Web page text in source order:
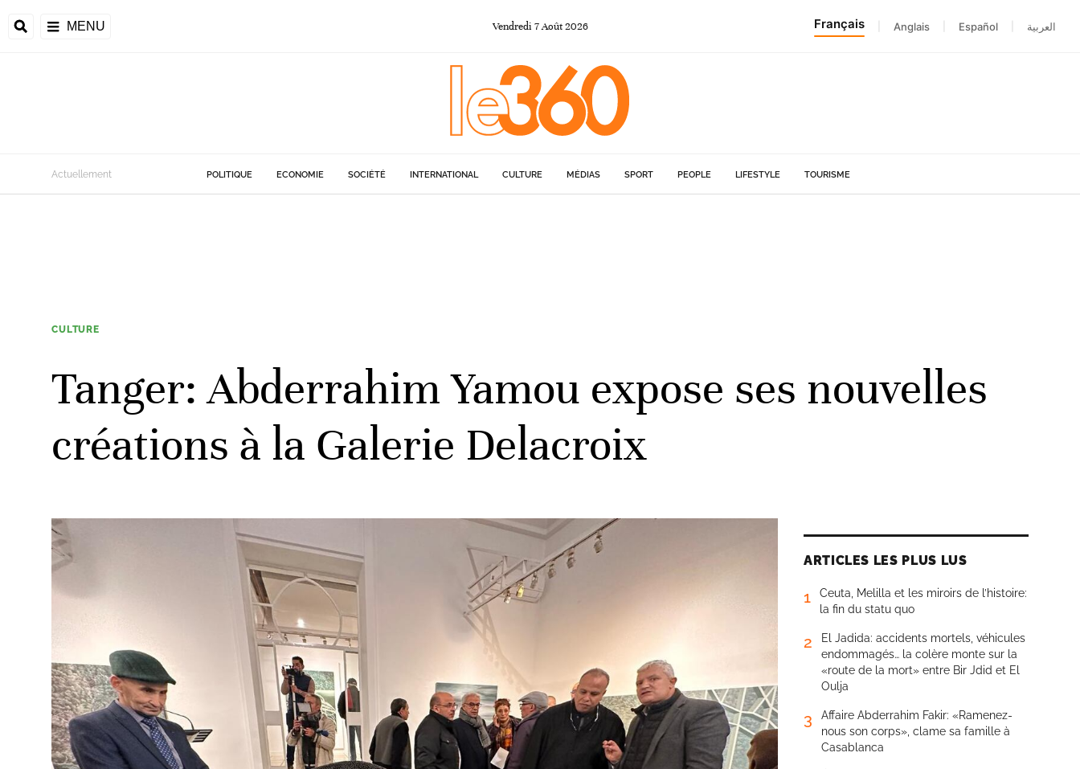
MENU Vendredi 7Août 2026 Français Anglais Español العربية
Actuellement POLITIQUE ECONOMIE SOCIÉTÉ INTERNATIONAL CULTURE MÉDIAS SPORT PEOPLE LIFESTYLE TOURISME
CULTURE
Tanger: Abderrahim Yamou expose ses nouvelles
créations à la Galerie Delacroix
ARTICLES LES PLUS LUS
1
Ceuta, Melilla et les miroirs de l’histoire:
la fin du statu quo
2
El Jadida: accidents mortels, véhicules
endommagés… la colère monte sur la
«route de la mort» entre Bir Jdid et El
Oulja
3
Affaire Abderrahim Fakir: «Ramenez-
nous son corps», clame sa famille à
Casablanca